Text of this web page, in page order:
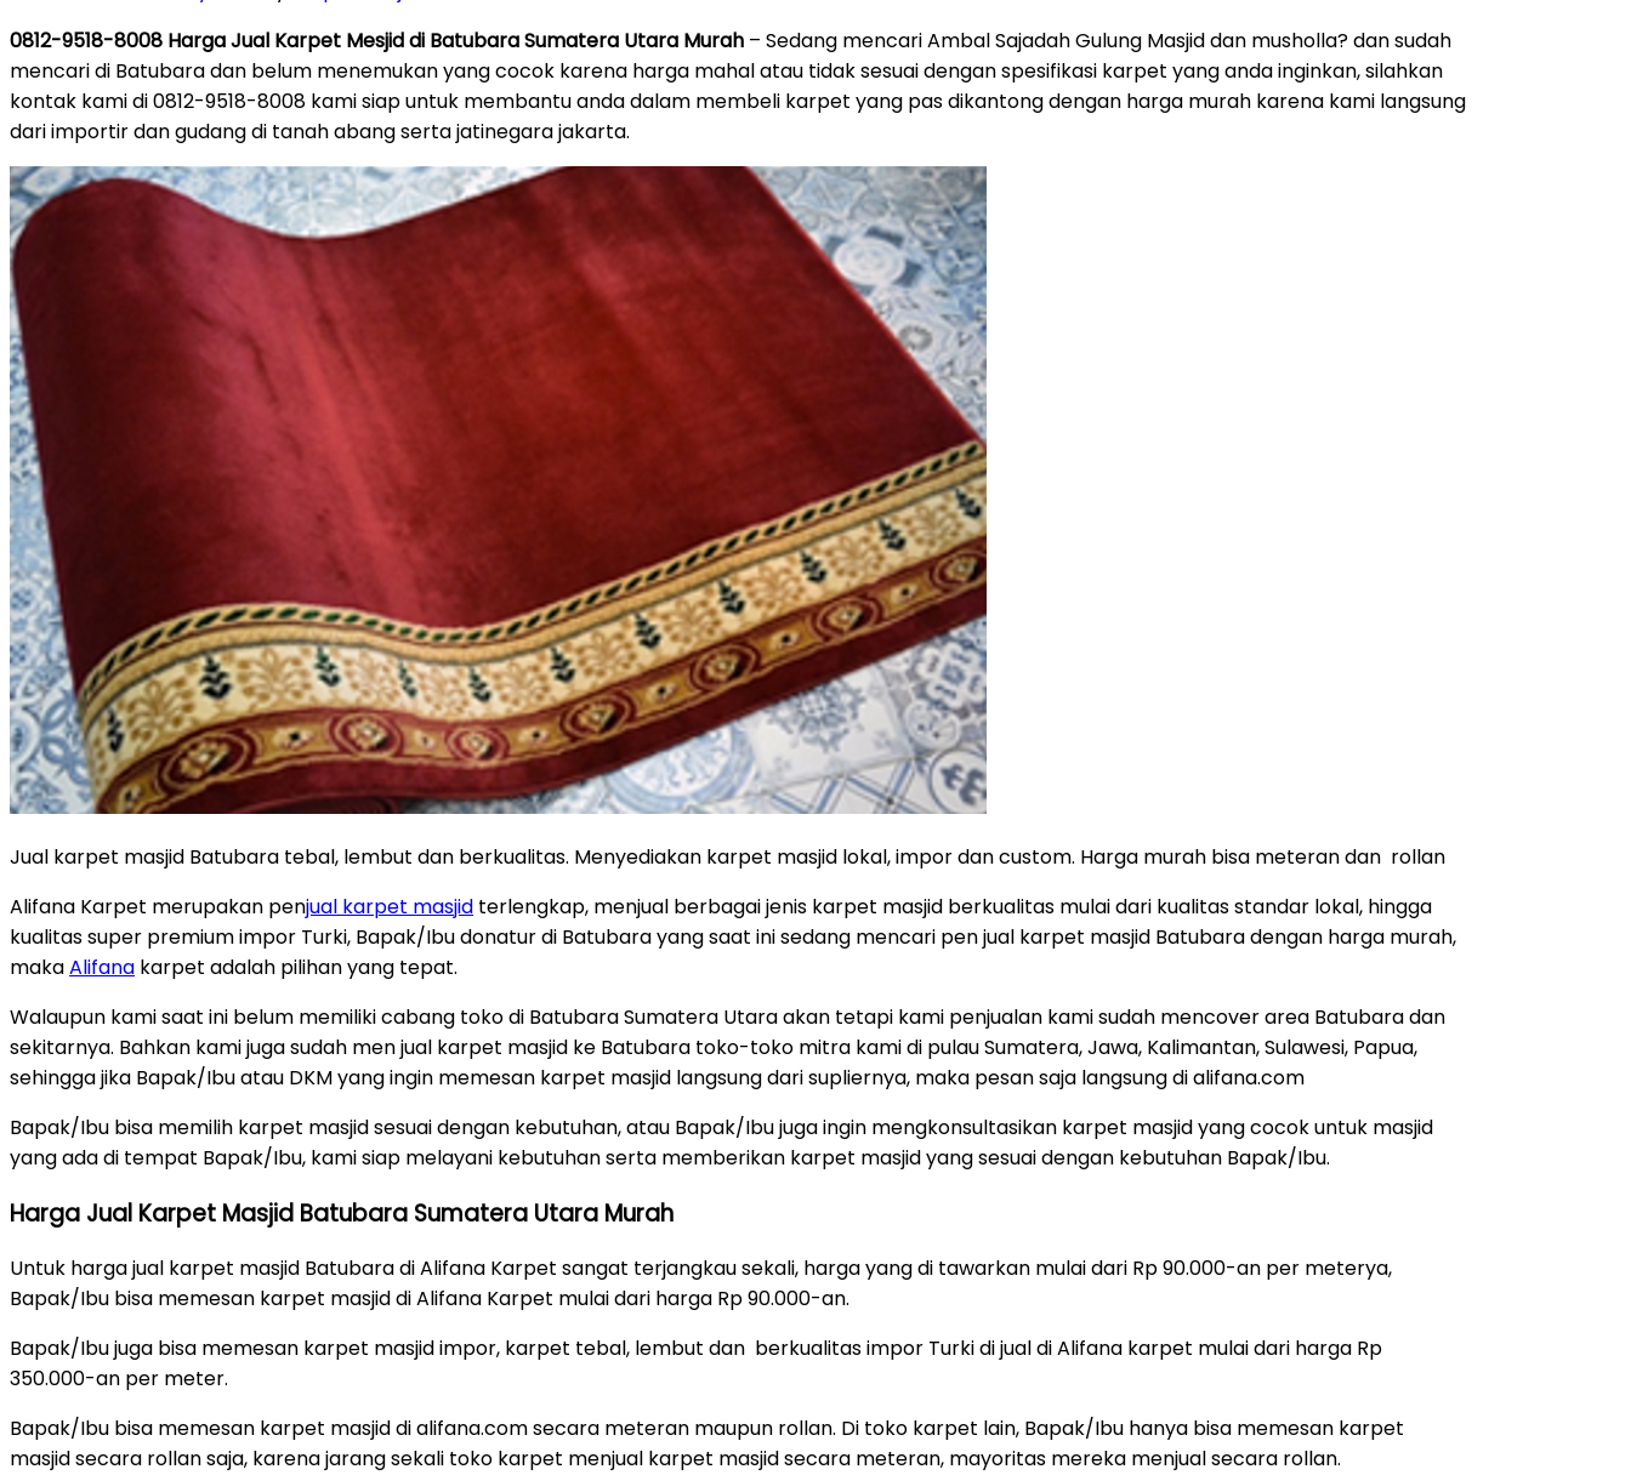
0812-9518-8008 Harga Jual Karpet Mesjid di Batubara Sumatera Utara Murah – Sedang mencari Ambal Sajadah Gulung Masjid dan musholla? dan sudah
mencari di Batubara dan belum menemukan yang cocok karena harga mahal atau tidak sesuai dengan spesifikasi karpet yang anda inginkan, silahkan
kontak kami di 0812-9518-8008 kami siap untuk membantu anda dalam membeli karpet yang pas dikantong dengan harga murah karena kami langsung
dari importir dan gudang di tanah abang serta jatinegara jakarta.
Jual karpet masjid Batubara tebal, lembut dan berkualitas. Menyediakan karpet masjid lokal, impor dan custom. Harga murah bisa meteran dan rollan
Alifana Karpet merupakan penjual karpet masjid terlengkap, menjual berbagai jenis karpet masjid berkualitas mulai dari kualitas standar lokal, hingga
kualitas super premium impor Turki, Bapak/Ibu donatur di Batubara yang saat ini sedang mencari pen jual karpet masjid Batubara dengan harga murah,
makaAlifana karpet adalah pilihan yang tepat.
Walaupun kami saat ini belum memiliki cabang toko di Batubara Sumatera Utara akan tetapi kami penjualan kami sudah mencover area Batubara dan
sekitarnya. Bahkan kami juga sudah men jual karpet masjid ke Batubara toko-toko mitra kami di pulau Sumatera, Jawa, Kalimantan, Sulawesi, Papua,
sehingga jika Bapak/Ibu atau DKM yang ingin memesan karpet masjid langsung dari supliernya, maka pesan saja langsung di alifana.com
Bapak/Ibu bisa memilih karpet masjid sesuai dengan kebutuhan, atau Bapak/Ibu juga ingin mengkonsultasikan karpet masjid yang cocok untuk masjid
yang ada di tempat Bapak/Ibu, kami siap melayani kebutuhan serta memberikan karpet masjid yang sesuai dengan kebutuhan Bapak/Ibu.
Harga Jual Karpet Masjid Batubara Sumatera Utara Murah
Untuk harga jual karpet masjid Batubara di Alifana Karpet sangat terjangkau sekali, harga yang di tawarkan mulai dari Rp 90.000-an per meterya,
Bapak/Ibu bisa memesan karpet masjid di Alifana Karpet mulai dari harga Rp 90.000-an.
Bapak/Ibu juga bisa memesan karpet masjid impor, karpet tebal, lembut dan berkualitas impor Turki di jual di Alifana karpet mulai dari harga Rp
350.000-an per meter.
Bapak/Ibu bisa memesan karpet masjid di alifana.com secara meteran maupun rollan. Di toko karpet lain, Bapak/Ibu hanya bisa memesan karpet
masjid secara rollan saja, karena jarang sekali toko karpet menjual karpet masjid secara meteran, mayoritas mereka menjual secara rollan.